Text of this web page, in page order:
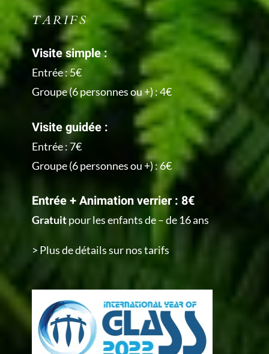
TARIFS
Visite simple :
Entrée : 5€
Groupe (6 personnes ou +) : 4€
Visite guidée :
Entrée : 7€
Groupe (6 personnes ou +) : 6€
Entrée + Animation verrier : 8€
Gratuitpour les enfants de – de 16 ans
> Plus de détails sur nos tarifs